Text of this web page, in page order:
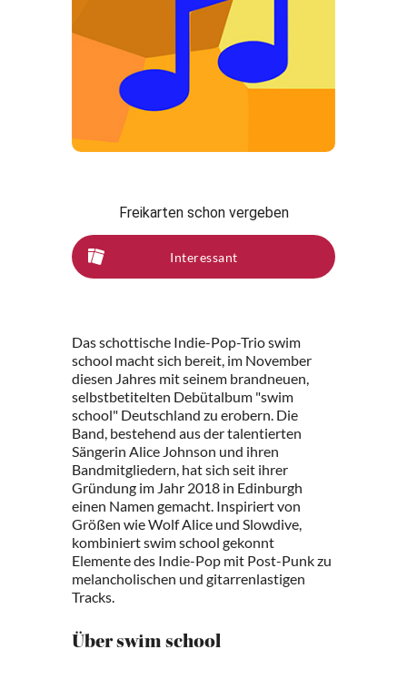
Freikarten schon vergeben
Interessant
Das schottische Indie-Pop-Trio swim
school macht sich bereit, im November
diesen Jahres mit seinem brandneuen,
selbstbetitelten Debütalbum "swim
school" Deutschland zu erobern. Die
Band, bestehend aus der talentierten
Sängerin Alice Johnson und ihren
Bandmitgliedern, hat sich seit ihrer
Gründung im Jahr 2018 in Edinburgh
einen Namen gemacht. Inspiriert von
Größen wie Wolf Alice und Slowdive,
kombiniert swim school gekonnt
Elemente des Indie-Pop mit Post-Punk zu
melancholischen und gitarrenlastigen
Tracks.
Über swim school